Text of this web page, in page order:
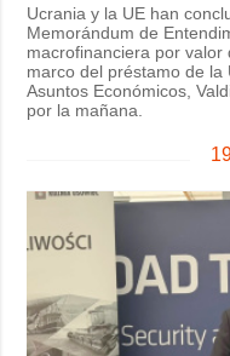
Ucrania y la UE han
Memorándum de
macrofinanciera por
marco del préstamo de la
Asuntos Económicos,
por la mañana.